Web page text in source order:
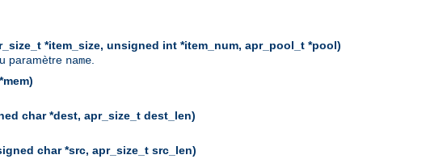
*item_size, unsigned int *item_num, apr_pool_t *pool)
paramètre name.
char *dest, apr_size_t dest_len)
char *src, apr_size_t src_len)